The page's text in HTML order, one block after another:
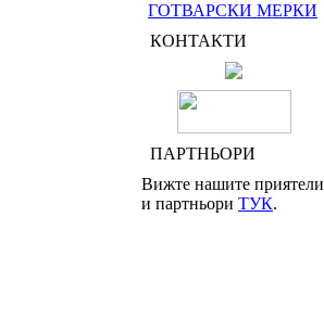
ГОТВАРСКИ МЕРКИ
КОНТАКТИ
ПАРТНЬОРИ
Вижте нашите приятели
и партньори ТУК.